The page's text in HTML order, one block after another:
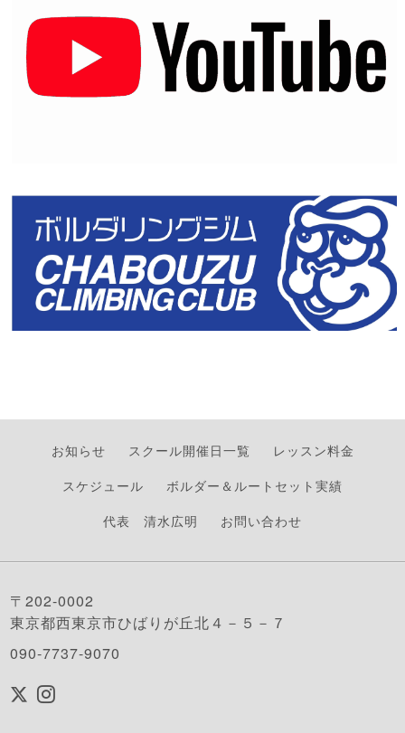
お知らせ スクール開催日一覧
レッスン料金
スケジュール
ボルダー＆ルートセット実績
代表 清水広明
お問い合わせ
〒202-0002
東京都西東京市ひばりが丘北４－５－７
090-7737-9070